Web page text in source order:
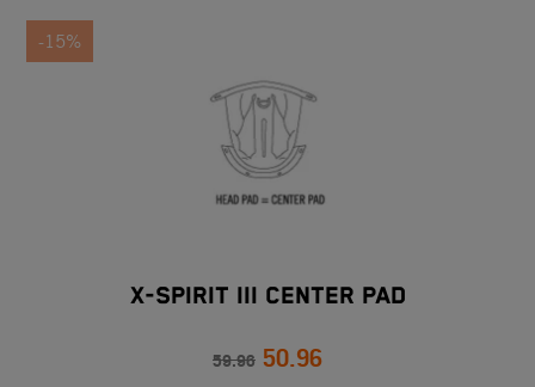
-15%
X-SPIRIT III CENTER PAD
59.96 50.96